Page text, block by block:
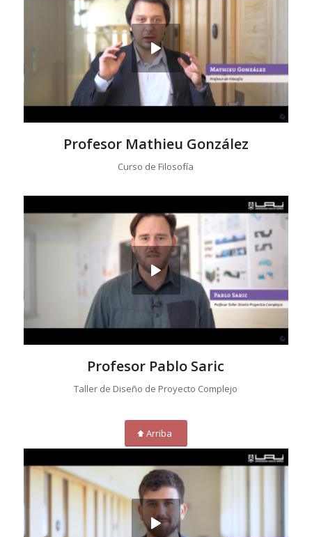
Profesor Mathieu González
Curso de Filosofía
Profesor Pablo Saric
Taller de Diseño de Proyecto Complejo
Arriba